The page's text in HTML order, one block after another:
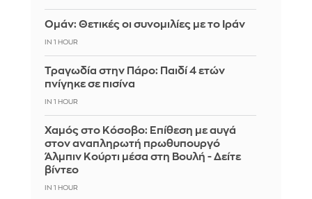
Ομάν: Θετικές οι συνομιλίες με το Ιράν
IN 1 HOUR
Τραγωδία στην Πάρο: Παιδί 4 ετών
πνίγηκε σε πισίνα
IN 1 HOUR
Χαμός στο Κόσοβο: Επίθεση με αυγά
στον αναπληρωτή πρωθυπουργό
Άλμπιν Κούρτι μέσα στη Βουλή - Δείτε
βίντεο
IN 1 HOUR